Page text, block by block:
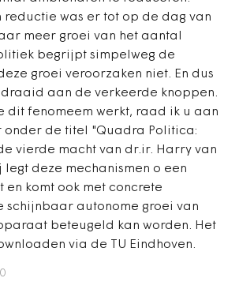
was er tot op de dag van
meer groei van het aantal
begrijpt simpelweg de
groei veroorzaken niet. En dus
aan de verkeerde knoppen.
dit fenomeem werkt, raad ik u aan
onder de titel "Quadra Politica:
vierde macht van dr.ir. Harry van
legt deze mechanismen o een
komt ook met concrete
schijnbaar autonome groei van
beteugeld kan worden. Het
via de TU Eindhoven.